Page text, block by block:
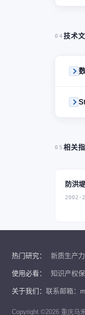
04 技术
05 相关
防洪
2002-
热门研究： 新质生产力
使用必看： 知识产权
关于我们： 联系邮箱：
Copyright ©2026 重庆马